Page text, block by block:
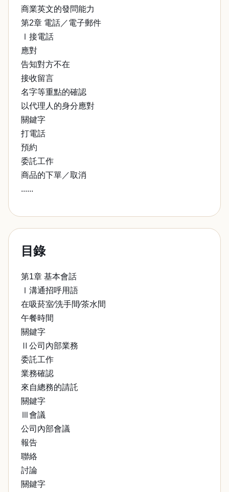
商業英文的發問能力
第2章 電話／電子郵件
Ⅰ接電話
應對
告知對方不在
接收留言
名字等重點的確認
以代理人的身分應對
關鍵字
打電話
預約
委託工作
商品的下單／取消
......
目錄
第1章 基本會話
Ⅰ溝通招呼用語
在吸菸室∕洗手間∕茶水間
午餐時間
關鍵字
Ⅱ公司內部業務
委託工作
業務確認
來自總務的請託
關鍵字
Ⅲ會議
公司內部會議
報告
聯絡
討論
關鍵字